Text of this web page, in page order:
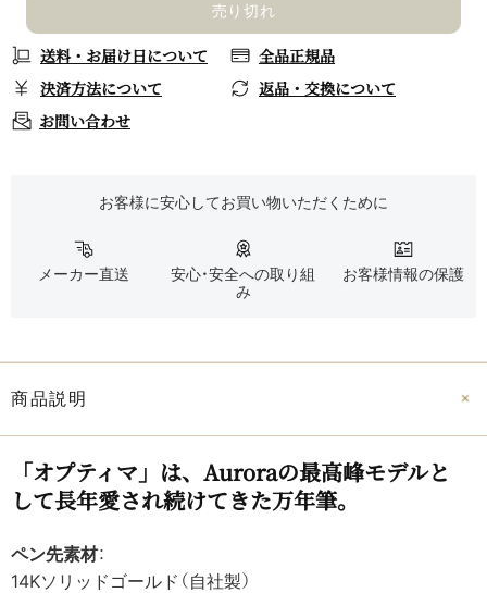
売り切れ
送料・お届け日について
全品正規品
決済方法について
返品・交換について
お問い合わせ
お客様に安心してお買い物いただくために
メーカー直送
安心・安全への取り組
み
お客様情報の保護
商品説明
「オプティマ」は、​Auroraの​最高峰モデルと​
して​長年愛され続けてきた​万年筆。
ペン先素材：
14Kソリッドゴールド（自社製）